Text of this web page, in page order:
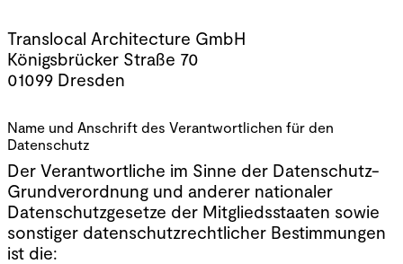
Translocal Architecture GmbH
Königsbrücker Straße 70
01099 Dresden
Name und Anschrift des Verantwortlichen für den
Datenschutz
Der Verantwortliche im Sinne der Datenschutz-
Grundverordnung und anderer nationaler
Datenschutzgesetze der Mitgliedsstaaten sowie
sonstiger datenschutzrechtlicher Bestimmungen
ist die: